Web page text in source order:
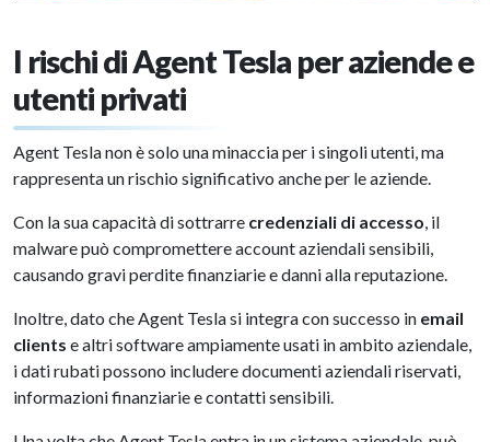
I rischi di Agent Tesla per aziende e
utenti privati
Agent Tesla non è solo una minaccia per i singoli utenti, ma
rappresenta un rischio significativo anche per le aziende.
Con la sua capacità di sottrarre credenziali di accesso, il
malware può compromettere account aziendali sensibili,
causando gravi perdite finanziarie e danni alla reputazione.
Inoltre, dato che Agent Tesla si integra con successo in email
clients e altri software ampiamente usati in ambito aziendale,
i dati rubati possono includere documenti aziendali riservati,
informazioni finanziarie e contatti sensibili.